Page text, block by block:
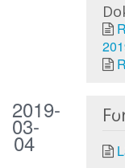
2019-
03-
04